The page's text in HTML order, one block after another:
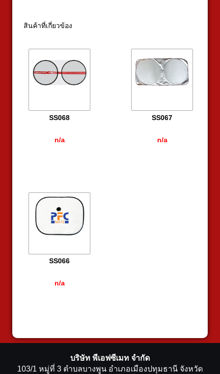
สินค้าที่เกี่ยวข้อง
SS068
n/a
SS067
n/a
SS066
n/a
บริษัท พีเอฟซีเมท จำกัด
103/1 หมู่ที่ 3 ตำบลบางพูน อำเภอเมืองปทุมธานี จังหวัด